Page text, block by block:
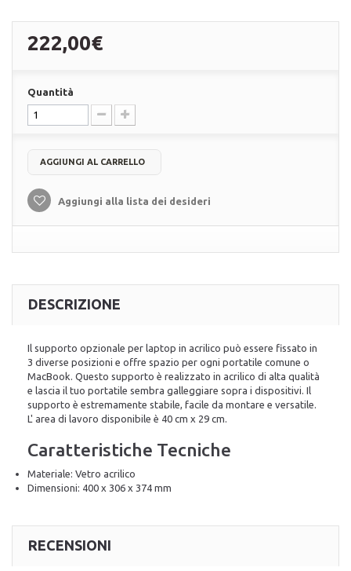
222,00€
Quantità
AGGIUNGI AL CARRELLO
Aggiungi alla lista dei desideri
DESCRIZIONE
Il supporto opzionale per laptop in acrilico può essere fissato in
3 diverse posizioni e offre spazio per ogni portatile comune o
MacBook. Questo supporto è realizzato in acrilico di alta qualità
e lascia il tuo portatile sembra galleggiare sopra i dispositivi. Il
supporto è estremamente stabile, facile da montare e versatile.
L' area di lavoro disponibile è 40 cm x 29 cm.
Caratteristiche Tecniche
Materiale: Vetro acrilico
Dimensioni: 400 x 306 x 374 mm
RECENSIONI